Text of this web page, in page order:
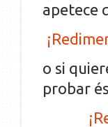
apetece
o si
probar